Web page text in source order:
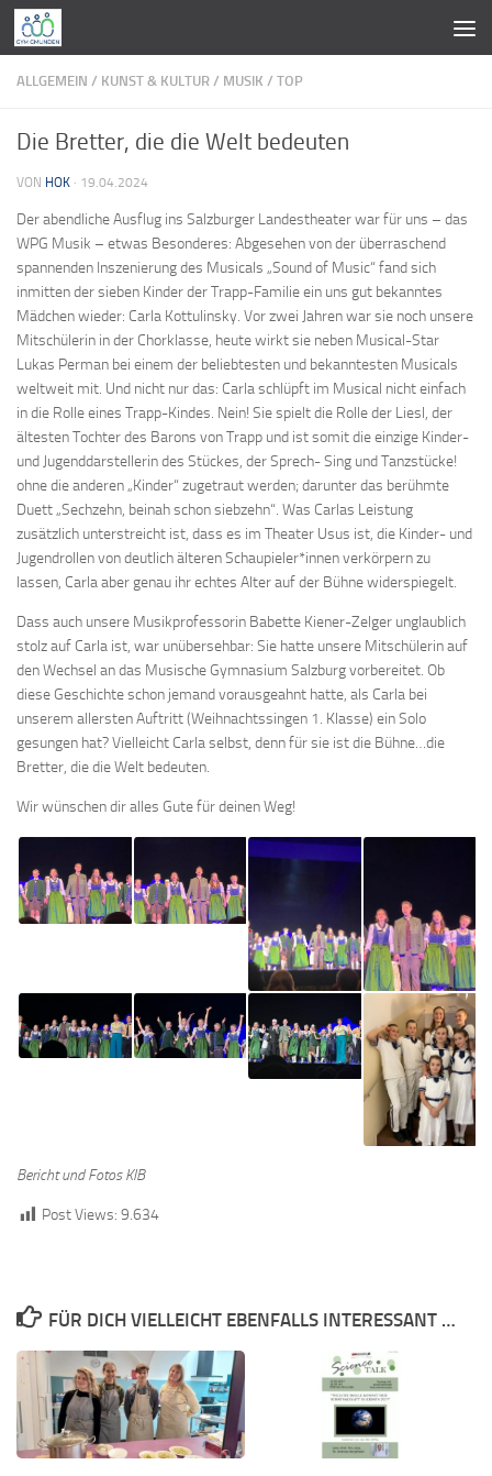
Zum Inhalt springen
ALLGEMEIN / KUNST & KULTUR / MUSIK / TOP
Die Bretter, die die Welt bedeuten
VON HOK · 19.04.2024
Der abendliche Ausflug ins Salzburger Landestheater war für uns – das
WPG Musik – etwas Besonderes: Abgesehen von der überraschend
spannenden Inszenierung des Musicals „Sound of Music“ fand sich
inmitten der sieben Kinder der Trapp-Familie ein uns gut bekanntes
Mädchen wieder: Carla Kottulinsky. Vor zwei Jahren war sie noch unsere
Mitschülerin in der Chorklasse, heute wirkt sie neben Musical-Star
Lukas Perman bei einem der beliebtesten und bekanntesten Musicals
weltweit mit. Und nicht nur das: Carla schlüpft im Musical nicht einfach
in die Rolle eines Trapp-Kindes. Nein! Sie spielt die Rolle der Liesl, der
ältesten Tochter des Barons von Trapp und ist somit die einzige Kinder-
und Jugenddarstellerin des Stückes, der Sprech- Sing und Tanzstücke!
ohne die anderen „Kinder“ zugetraut werden; darunter das berühmte
Duett „Sechzehn, beinah schon siebzehn“. Was Carlas Leistung
zusätzlich unterstreicht ist, dass es im Theater Usus ist, die Kinder- und
Jugendrollen von deutlich älteren Schaupieler*innen verkörpern zu
lassen, Carla aber genau ihr echtes Alter auf der Bühne widerspiegelt.
Dass auch unsere Musikprofessorin Babette Kiener-Zelger unglaublich
stolz auf Carla ist, war unübersehbar: Sie hatte unsere Mitschülerin auf
den Wechsel an das Musische Gymnasium Salzburg vorbereitet. Ob
diese Geschichte schon jemand vorausgeahnt hatte, als Carla bei
unserem allersten Auftritt (Weihnachtssingen 1. Klasse) ein Solo
gesungen hat? Vielleicht Carla selbst, denn für sie ist die Bühne…die
Bretter, die die Welt bedeuten.
Wir wünschen dir alles Gute für deinen Weg!
Bericht und Fotos KIB
Post Views: 9.634
FÜR DICH VIELLEICHT EBENFALLS INTERESSANT …